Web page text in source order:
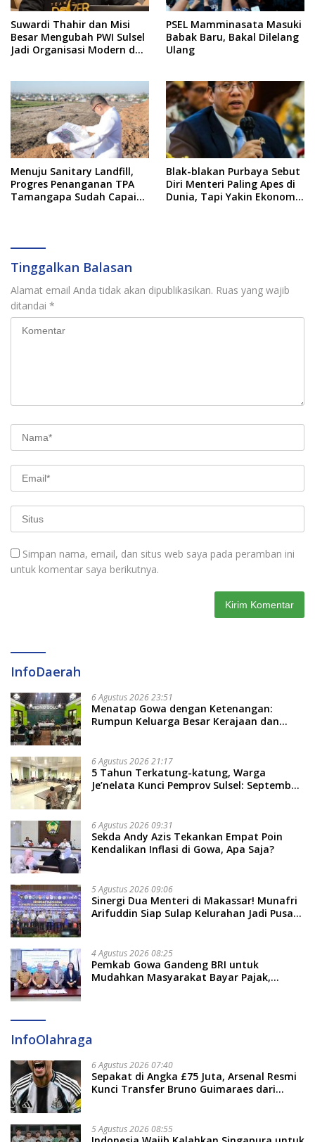
Suwardi Thahir dan Misi
Besar Mengubah PWI Sulsel
Jadi Organisasi Modern dan
PSEL Mamminasata Masuki
Babak Baru, Bakal Dilelang
Ulang
Menuju Sanitary Landfill,
Progres Penanganan TPA
Tamangapa Sudah Capai
Blak-blakan Purbaya Sebut
Diri Menteri Paling Apes di
Dunia, Tapi Yakin Ekonomi
Tinggalkan Balasan
Alamat email Anda tidak akan dipublikasikan. Ruas yang wajib
ditandai *
Simpan nama, email, dan situs web saya pada peramban ini
untuk komentar saya berikutnya.
InfoDaerah
6 Agustus 2026 23:51
Menatap Gowa dengan Ketenangan:
Rumpun Keluarga Besar Kerajaan dan
Soal Adat dan Adab
6 Agustus 2026 21:17
5 Tahun Terkatung-katung, Warga
Je’nelata Kunci Pemprov Sulsel: September
6 Agustus 2026 09:31
Sekda Andy Azis Tekankan Empat Poin
Kendalikan Inflasi di Gowa, Apa Saja?
5 Agustus 2026 09:06
Sinergi Dua Menteri di Makassar! Munafri
Arifuddin Siap Sulap Kelurahan Jadi Pusat
4 Agustus 2026 08:25
Pemkab Gowa Gandeng BRI untuk
Mudahkan Masyarakat Bayar Pajak,
InfoOlahraga
6 Agustus 2026 07:40
Sepakat di Angka £75 Juta, Arsenal Resmi
Kunci Transfer Bruno Guimaraes dari
5 Agustus 2026 08:55